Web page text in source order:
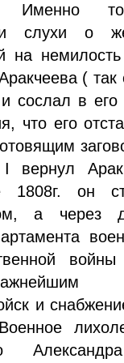
Именно
слухи о
на
( так
сослал в его
что его
вернул
он
а через
и